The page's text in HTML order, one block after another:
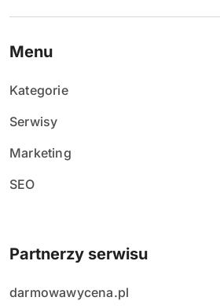
Menu
Kategorie
Serwisy
Marketing
SEO
Partnerzy serwisu
darmowawycena.pl